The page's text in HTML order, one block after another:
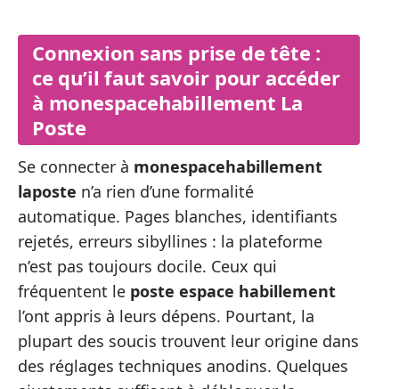
Connexion sans prise de tête :
ce qu’il faut savoir pour accéder
à monespacehabillement La
Poste
Se connecter à monespacehabillement
laposte n’a rien d’une formalité
automatique. Pages blanches, identifiants
rejetés, erreurs sibyllines : la plateforme
n’est pas toujours docile. Ceux qui
fréquentent le poste espace habillement
l’ont appris à leurs dépens. Pourtant, la
plupart des soucis trouvent leur origine dans
des réglages techniques anodins. Quelques